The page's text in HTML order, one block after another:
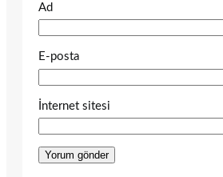
Ad
E-posta
İnternet sitesi